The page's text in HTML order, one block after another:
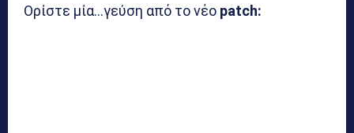
Ορίστε μία…γεύση από το νέο patch: